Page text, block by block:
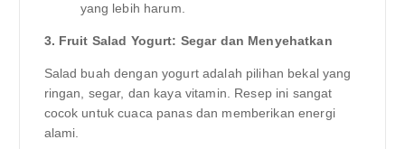
yang lebih harum.
3. Fruit Salad Yogurt: Segar dan Menyehatkan
Salad buah dengan yogurt adalah pilihan bekal yang
ringan, segar, dan kaya vitamin. Resep ini sangat
cocok untuk cuaca panas dan memberikan energi
alami.